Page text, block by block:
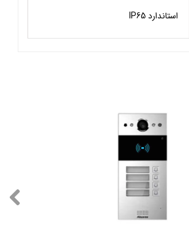
استاندارد IP65